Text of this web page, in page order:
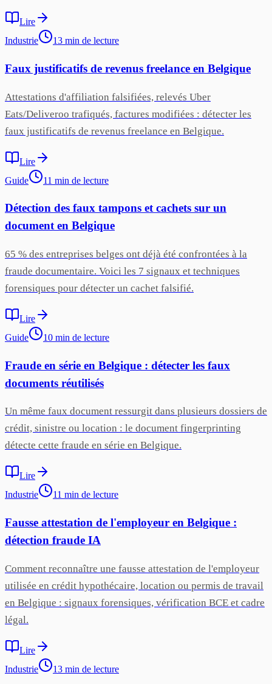
Lire
Industrie
13 min de lecture
Faux justificatifs de revenus freelance en Belgique
Attestations d'affiliation falsifiées, relevés Uber
Eats/Deliveroo trafiqués, factures modifiées : détecter les
faux justificatifs de revenus freelance en Belgique.
Lire
Guide
11 min de lecture
Détection des faux tampons et cachets sur un
document en Belgique
65 % des entreprises belges ont déjà été confrontées à la
fraude documentaire. Voici les 7 signaux et techniques
forensiques pour détecter un cachet falsifié.
Lire
Guide
10 min de lecture
Fraude en série en Belgique : détecter les faux
documents réutilisés
Un même faux document ressurgit dans plusieurs dossiers de
crédit, sinistre ou location : le document fingerprinting
détecte cette fraude en série en Belgique.
Lire
Industrie
11 min de lecture
Fausse attestation de l'employeur en Belgique :
détection fraude IA
Comment reconnaître une fausse attestation de l'employeur
utilisée en crédit hypothécaire, location ou permis de travail
en Belgique : signaux forensiques, vérification BCE et cadre
légal.
Lire
Industrie
13 min de lecture